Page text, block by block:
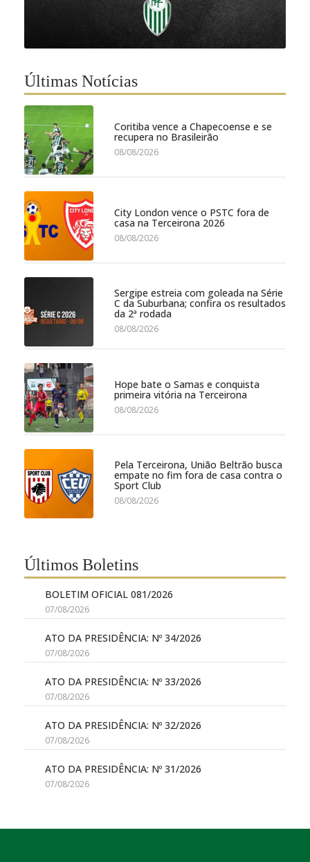
Últimas Notícias
Coritiba vence a Chapecoense e se
recupera no Brasileirão
08/08/2026
City London vence o PSTC fora de
casa na Terceirona 2026
08/08/2026
Sergipe estreia com goleada na Série
C da Suburbana; confira os resultados
da 2ª rodada
08/08/2026
Hope bate o Samas e conquista
primeira vitória na Terceirona
08/08/2026
Pela Terceirona, União Beltrão busca
empate no fim fora de casa contra o
Sport Club
08/08/2026
Últimos Boletins
BOLETIM OFICIAL 081/2026
07/08/2026
ATO DA PRESIDÊNCIA: Nº 34/2026
07/08/2026
ATO DA PRESIDÊNCIA: Nº 33/2026
07/08/2026
ATO DA PRESIDÊNCIA: Nº 32/2026
07/08/2026
ATO DA PRESIDÊNCIA: Nº 31/2026
07/08/2026